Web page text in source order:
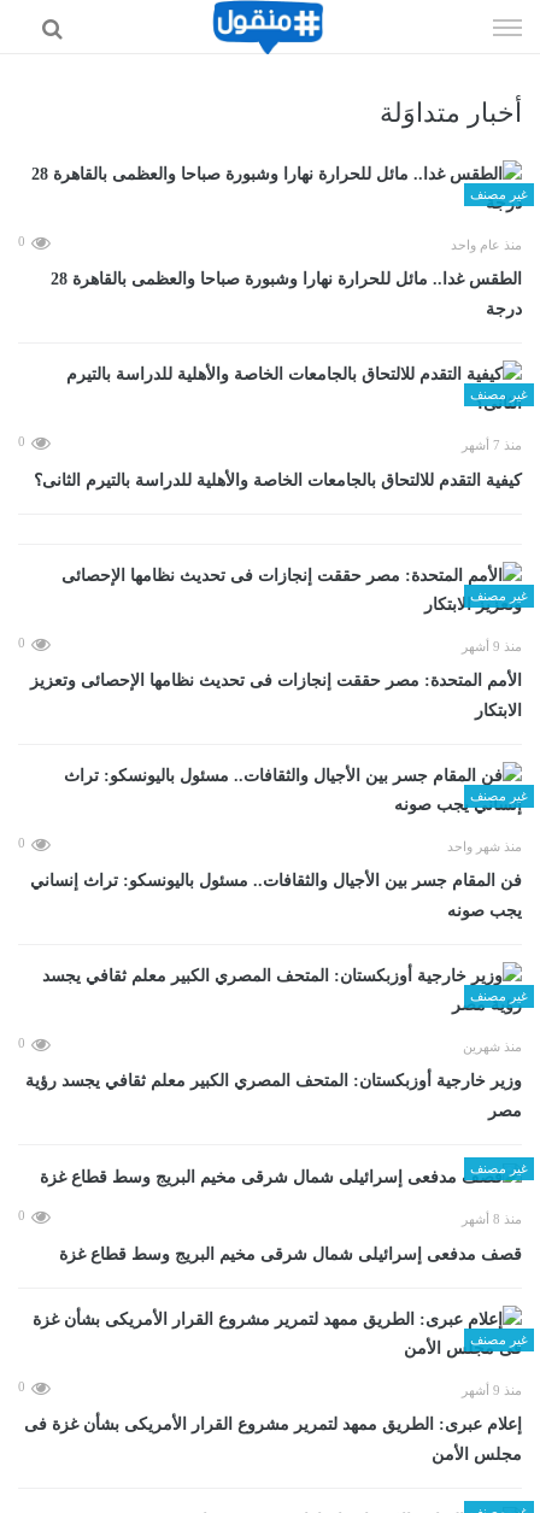
الى
أخبار متداوَلة
غير مصنف
منذ عام واحد 0
الطقس غدا.. مائل للحرارة نهارا وشبورة صباحا والعظمى بالقاهرة 28
درجة
غير مصنف
منذ 7 أشهر 0
كيفية التقدم للالتحاق بالجامعات الخاصة والأهلية للدراسة بالتيرم الثانى؟
غير مصنف
منذ 9 أشهر 0
الأمم المتحدة: مصر حققت إنجازات فى تحديث نظامها الإحصائى وتعزيز
الابتكار
غير مصنف
منذ شهر واحد 0
فن المقام جسر بين الأجيال والثقافات.. مسئول باليونسكو: تراث إنساني
يجب صونه
غير مصنف
منذ شهرين 0
وزير خارجية أوزبكستان: المتحف المصري الكبير معلم ثقافي يجسد رؤية
مصر
غير مصنف
منذ 8 أشهر 0
قصف مدفعى إسرائيلى شمال شرقى مخيم البريج وسط قطاع غزة
غير مصنف
منذ 9 أشهر 0
إعلام عبرى: الطريق ممهد لتمرير مشروع القرار الأمريكى بشأن غزة فى
مجلس الأمن